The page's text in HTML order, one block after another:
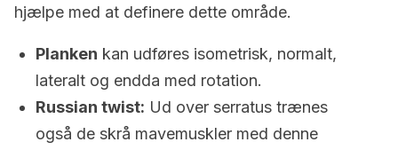
hjælpe med at definere dette område.
Planken kan udføres isometrisk, normalt,
lateralt og endda med rotation.
Russian twist: Ud over serratus trænes
også de skrå mavemuskler med denne